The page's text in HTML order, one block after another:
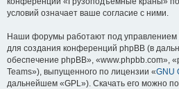
условий означает ваше согласие с ними.
Наши форумы работают под управлением
для создания конференций phpBB (в
обеспечение phpBB», «www.phpbb.com»,
Teams»), выпущенного по лицензии «GNU
дальнейшем «GPL»). Скачать его можно